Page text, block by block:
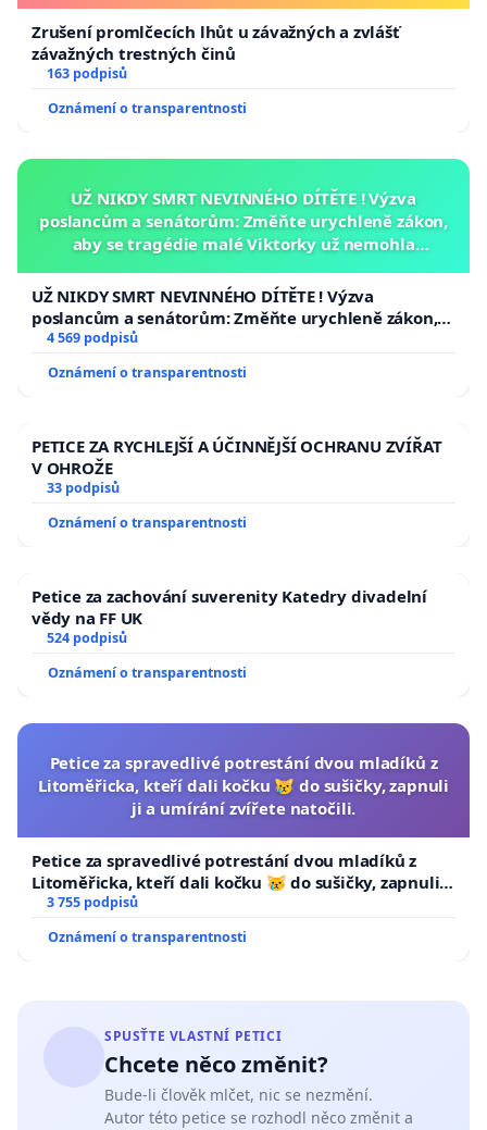
Zrušení promlčecích lhůt u závažných a zvlášť
závažných trestných činů
163 podpisů
Oznámení o transparentnosti
UŽ NIKDY SMRT NEVINNÉHO DÍTĚTE ! Výzva
poslancům a senátorům: Změňte urychleně zákon,
aby se tragédie malé Viktorky už nemohla
UŽ NIKDY SMRT NEVINNÉHO DÍTĚTE ! Výzva
poslancům a senátorům: Změňte urychleně zákon,
aby se tragédie malé Viktorky už nemohla opakovat!
4 569 podpisů
Oznámení o transparentnosti
PETICE ZA RYCHLEJŠÍ A ÚČINNĚJŠÍ OCHRANU ZVÍŘAT
V OHROŽE
33 podpisů
Oznámení o transparentnosti
Petice za zachování suverenity Katedry divadelní
vědy na FF UK
524 podpisů
Oznámení o transparentnosti
Petice za spravedlivé potrestání dvou mladíků z
Litoměřicka, kteří dali kočku 😿 do sušičky, zapnuli
ji a umírání zvířete natočili.
Petice za spravedlivé potrestání dvou mladíků z
Litoměřicka, kteří dali kočku 😿 do sušičky, zapnuli ji
a umírání zvířete natočili.
3 755 podpisů
Oznámení o transparentnosti
SPUSŤTE VLASTNÍ PETICI
Chcete něco změnit?
Bude-li člověk mlčet, nic se nezmění.
Autor této petice se rozhodl něco změnit a